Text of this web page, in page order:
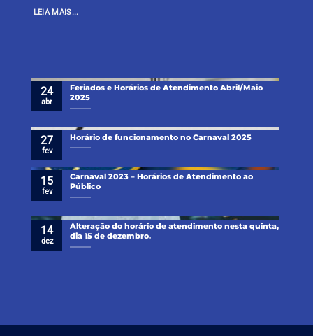
LEIA MAIS...
Feriados e Horários de Atendimento Abril/Maio
2025
24
abr
Horário de funcionamento no Carnaval 2025
27
fev
Carnaval 2023 – Horários de Atendimento ao
Público
15
fev
Alteração do horário de atendimento nesta quinta,
dia 15 de dezembro.
14
dez